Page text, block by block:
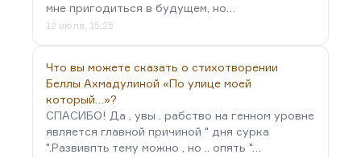
мне пригодиться в будущем, но…
12 июля, 15:25
Что вы можете сказать о стихотворении
Беллы Ахмадулиной «По улице моей
который…»?
СПАСИБО! Да , увы . рабство на генном уровне
является главной причиной " дня сурка
".Развивпть тему можно , но .. опять "…